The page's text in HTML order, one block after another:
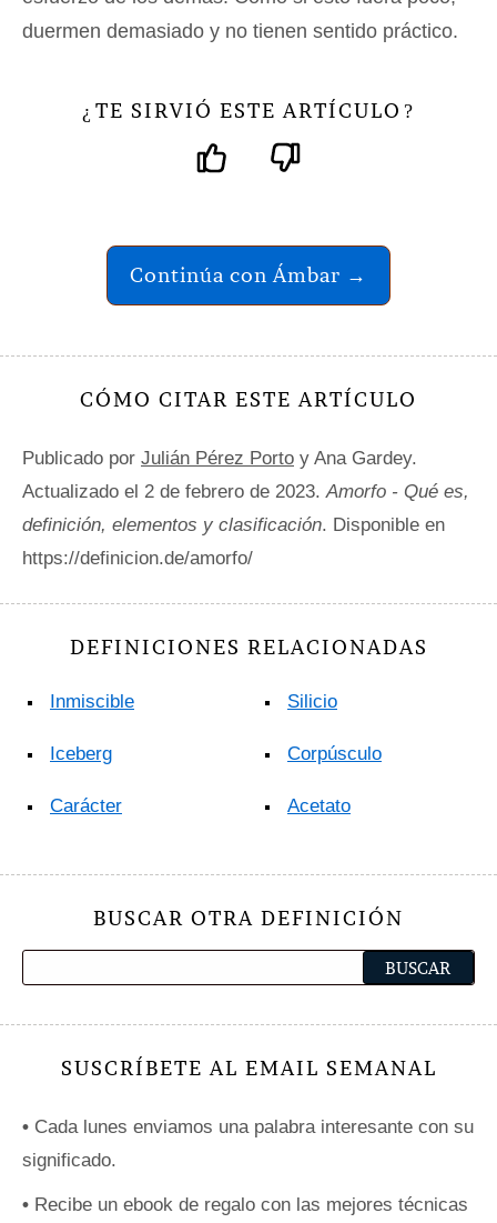
duermen demasiado y no tienen sentido práctico.
¿ TE SIRVIÓ ESTE ARTÍCULO ?
Continúa con Ámbar →
CÓMO CITAR ESTE ARTÍCULO
Publicado por Julián Pérez Porto y Ana Gardey.
Actualizado el 2 de febrero de 2023. Amorfo - Qué es,
definición, elementos y clasificación. Disponible en
https://definicion.de/amorfo/
DEFINICIONES RELACIONADAS
Inmiscible
Iceberg
Carácter
Silicio
Corpúsculo
Acetato
BUSCAR OTRA DEFINICIÓN
SUSCRÍBETE AL EMAIL SEMANAL
• Cada lunes enviamos una palabra interesante con su
significado.
• Recibe un ebook de regalo con las mejores técnicas